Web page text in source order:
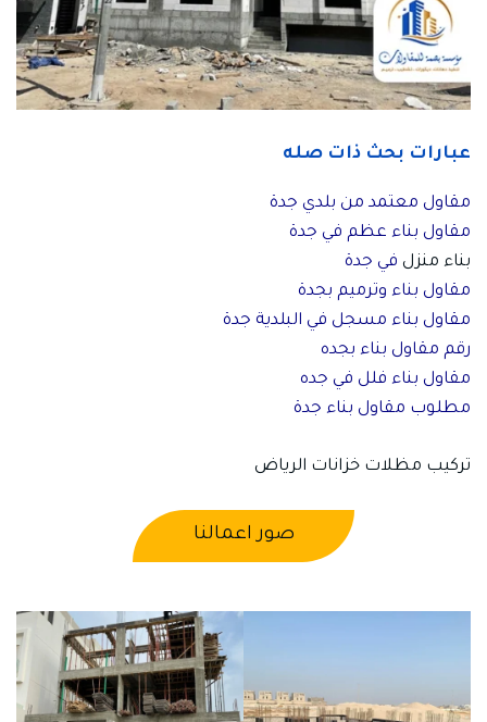
عبارات بحث ذات صله
مقاول معتمد من بلدي جدة
مقاول بناء عظم في جدة
بناء منزل في جدة
مقاول بناء وترميم بجدة
مقاول بناء مسجل في البلدية جدة
رقم مقاول بناء بجده
مقاول بناء فلل في جده
مطلوب مقاول بناء جدة
تركيب مظلات خزانات الرياض
صور اعمالنا